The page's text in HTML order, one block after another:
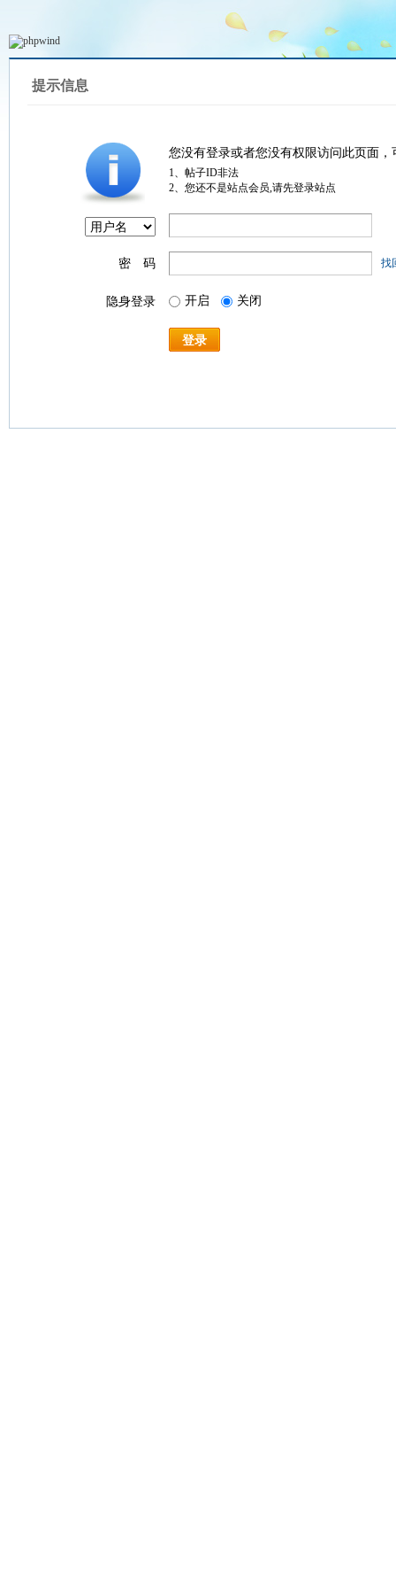
提示信息
您没有登录或者您没有权限访问此页面
1、帖子ID非法
2、您还不是站点会员,请先登录站点
密 码 找
隐身登录 开启 关闭
登录